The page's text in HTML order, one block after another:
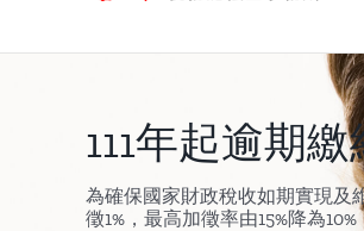
111年起逾期
為確保國家財政稅收如期實現及
徵1%，最高加徵率由15%降為